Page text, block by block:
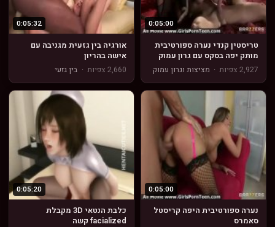
0:05:00
טריסטין קנדי נערה ספורטיבית
מותק יפה בסקס עם גרון עמוק
2,927 צפיות
· מציצות וגרון עמוק
0:05:32
אורגיה בין גזעית מגניבה עם
אישה בהריון
2,660 צפיות
· בין גזעי
0:05:00
נערה ספורטיבית היפה קריסטל
סאמרס
0:05:20
כלבת הנטאי 3D מקבלת
facialized קשה